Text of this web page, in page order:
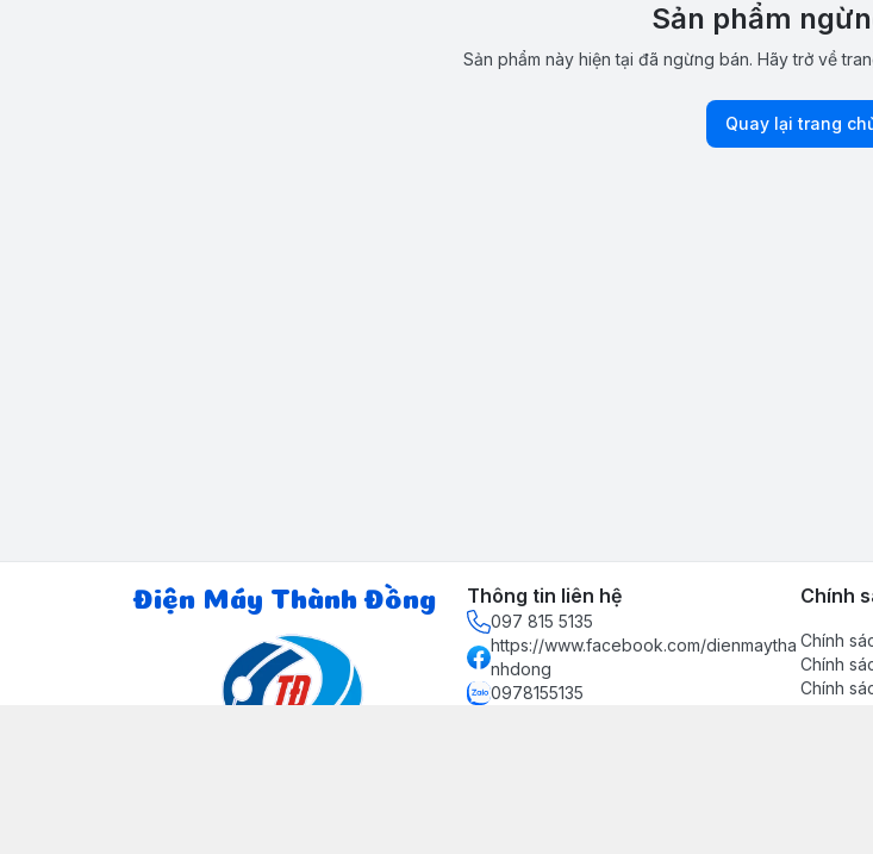
Sản phẩm
Sản phẩm này hiện tại đã ngừng bán. Hãy trở về
Quay lại trang
Điện Máy Thành Đồng Thông tin liên hệ
097 815 5135
https://www.facebook.com/dienmaytha
nhdong
0978155135
Chính
Chính
Chính
Chính
Chính